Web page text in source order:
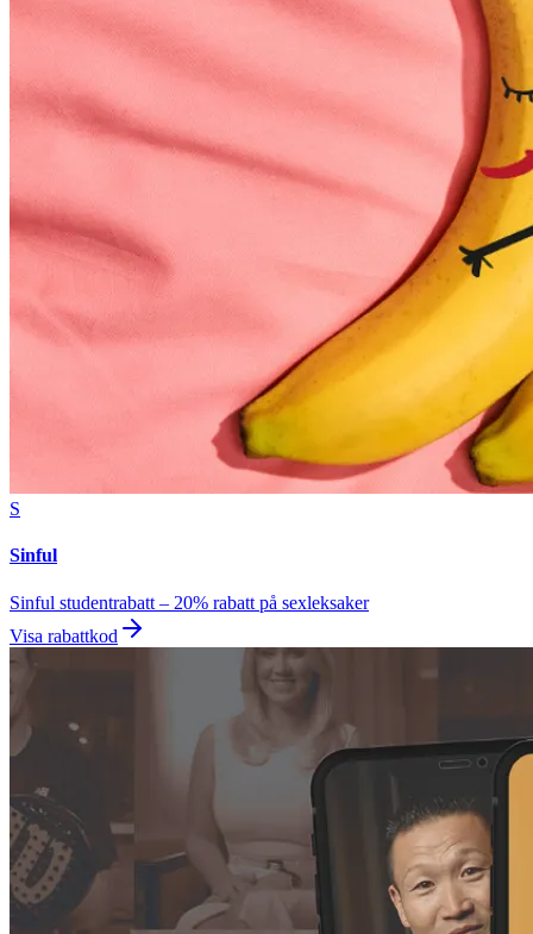
S
Sinful
Sinful studentrabatt – 20% rabatt på sexleksaker
Visa rabattkod